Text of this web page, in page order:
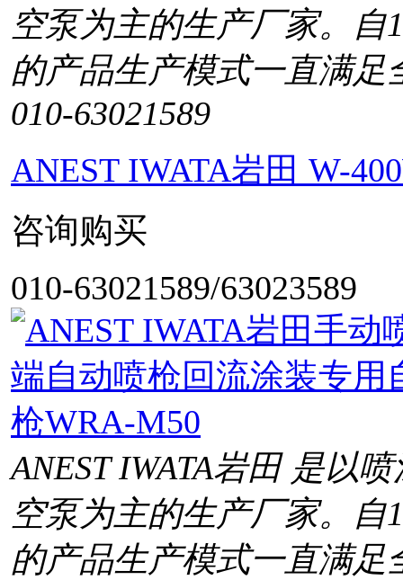
空泵为主的生产厂家。自
的产品生产模式一直满足
010-63021589
ANEST IWATA岩田 W-
咨询购买
010-63021589/63023589
ANEST IWATA岩田 是以
空泵为主的生产厂家。自
的产品生产模式一直满足